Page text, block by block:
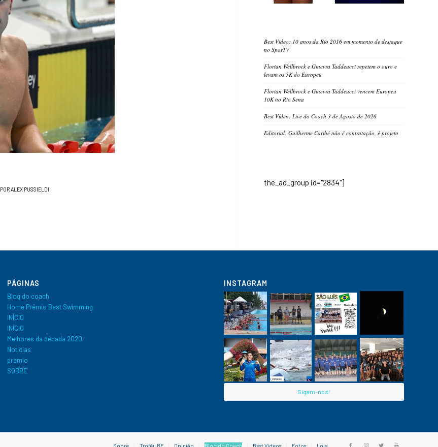
POR ALEX PUSSIELDI
Best Video: 10 anos da Rio 2016 em momento de destaque
no SporTV
Florian Wellbrock e Ginevra Taddeucci repetem o ouro e
levam os 5K do Europeu
Florian Wellbrock e Ginevra Taddeucci vencem Europeu
10K no Rio Sena
Best Vídeo: Live do Coach 3 de Agosto de 2026
Editorial: Guilherme Caribé não é contratação, é projeto
the_ad_group id="2834"]
PÁGINAS
Blog do coach
Home Prêmio Best Swimming
INÍCIO
INÍCIO
Melhores da década 2020
Notícias
premio
SOBRE
INSTAGRAM
Sigam-nos!
Sobre Troféu BF Opinião Blog do Coach Best Vídeos Fotos Loja